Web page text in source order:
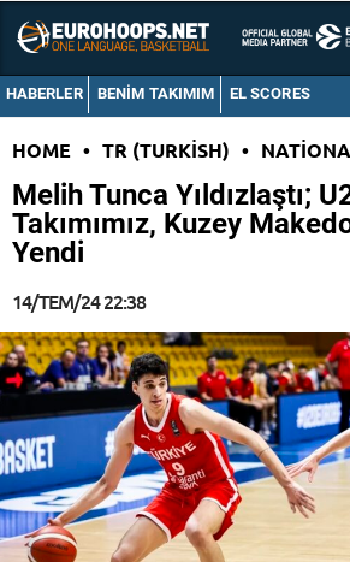
HABERLER BENIM TAKIMIM EL SCORES
HOME • TR (TURKISH) •
Melih Tunca Yıldızlaştı;
Takımımız, Kuzey
Yendi
14/TEM/24 22:38